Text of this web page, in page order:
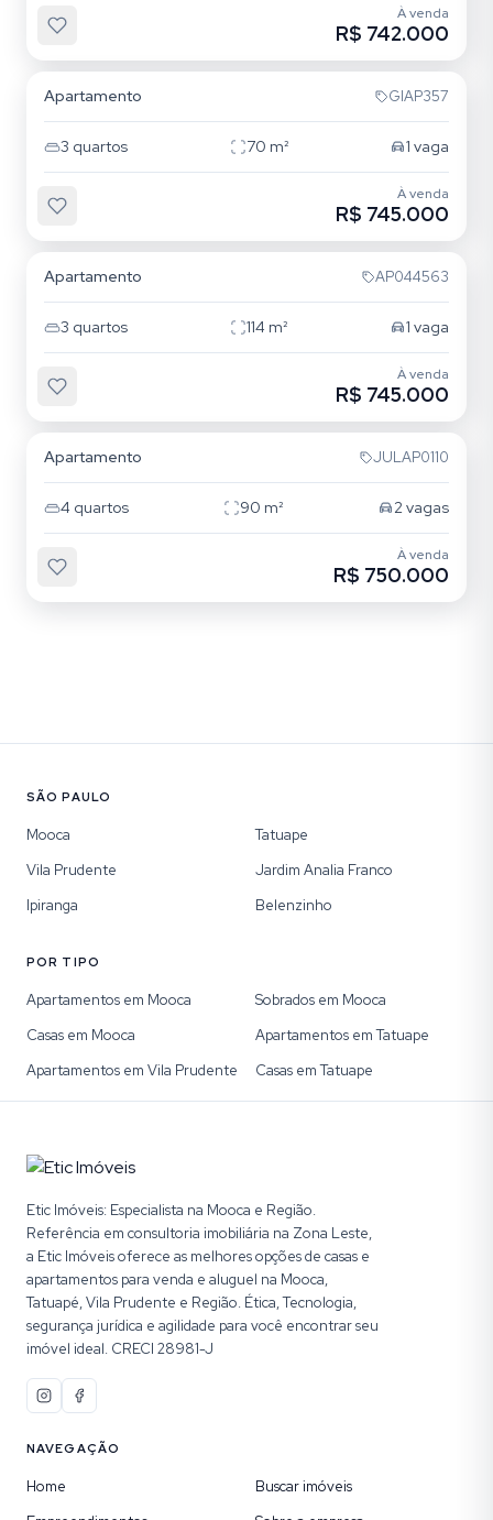
À venda
R$ 742.000
Apartamento GIAP357
3 quartos 70 m² 1 vaga
À venda
R$ 745.000
Apartamento AP044563
3 quartos 114 m² 1 vaga
À venda
R$ 745.000
Apartamento JULAP0110
4 quartos 90 m² 2vagas
À venda
R$ 750.000
SÃO PAULO
Mooca
Tatuape
Vila Prudente
Jardim Analia Franco
Ipiranga
Belenzinho
POR TIPO
Apartamentos em Mooca
Sobrados em Mooca
Casas em Mooca
Apartamentos em Tatuape
Apartamentos em Vila Prudente
Casas em Tatuape
Etic Imóveis: Especialista na Mooca e Região.
Referência em consultoria imobiliária na Zona Leste,
a Etic Imóveis oferece as melhores opções de casas e
apartamentos para venda e aluguel na Mooca,
Tatuapé, Vila Prudente e Região. Ética, Tecnologia,
segurança jurídica e agilidade para você encontrar seu
imóvel ideal. CRECI 28981-J
NAVEGAÇÃO
Home
Buscar imóveis